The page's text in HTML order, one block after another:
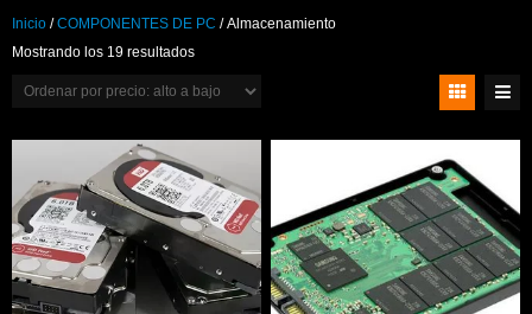
Inicio /COMPONENTES DE PC / Almacenamiento
Mostrando los 19 resultadosOrdenado
precio:
alto